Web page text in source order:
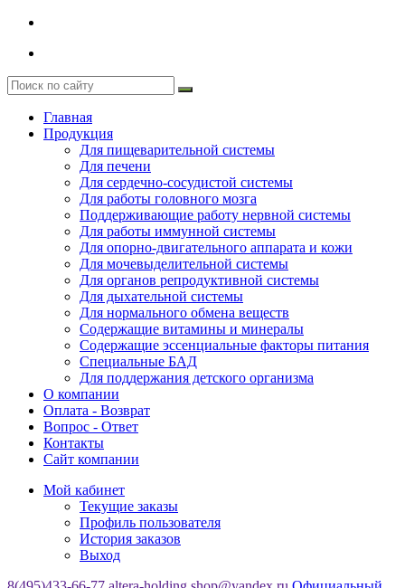
Главная
Продукция
Для пищеварительной системы
Для печени
Для сердечно-сосудистой системы
Для работы головного мозга
Поддерживающие работу нервной системы
Для работы иммунной системы
Для опорно-двигательного аппарата и кожи
Для мочевыделительной системы
Для органов репродуктивной системы
Для дыхательной системы
Для нормального обмена веществ
Содержащие витамины и минералы
Содержащие эссенциальные факторы питания
Специальные БАД
Для поддержания детского организма
О компании
Оплата - Возврат
Вопрос - Ответ
Контакты
Сайт компании
Мой кабинет
Текущие заказы
Профиль пользователя
История заказов
Выход